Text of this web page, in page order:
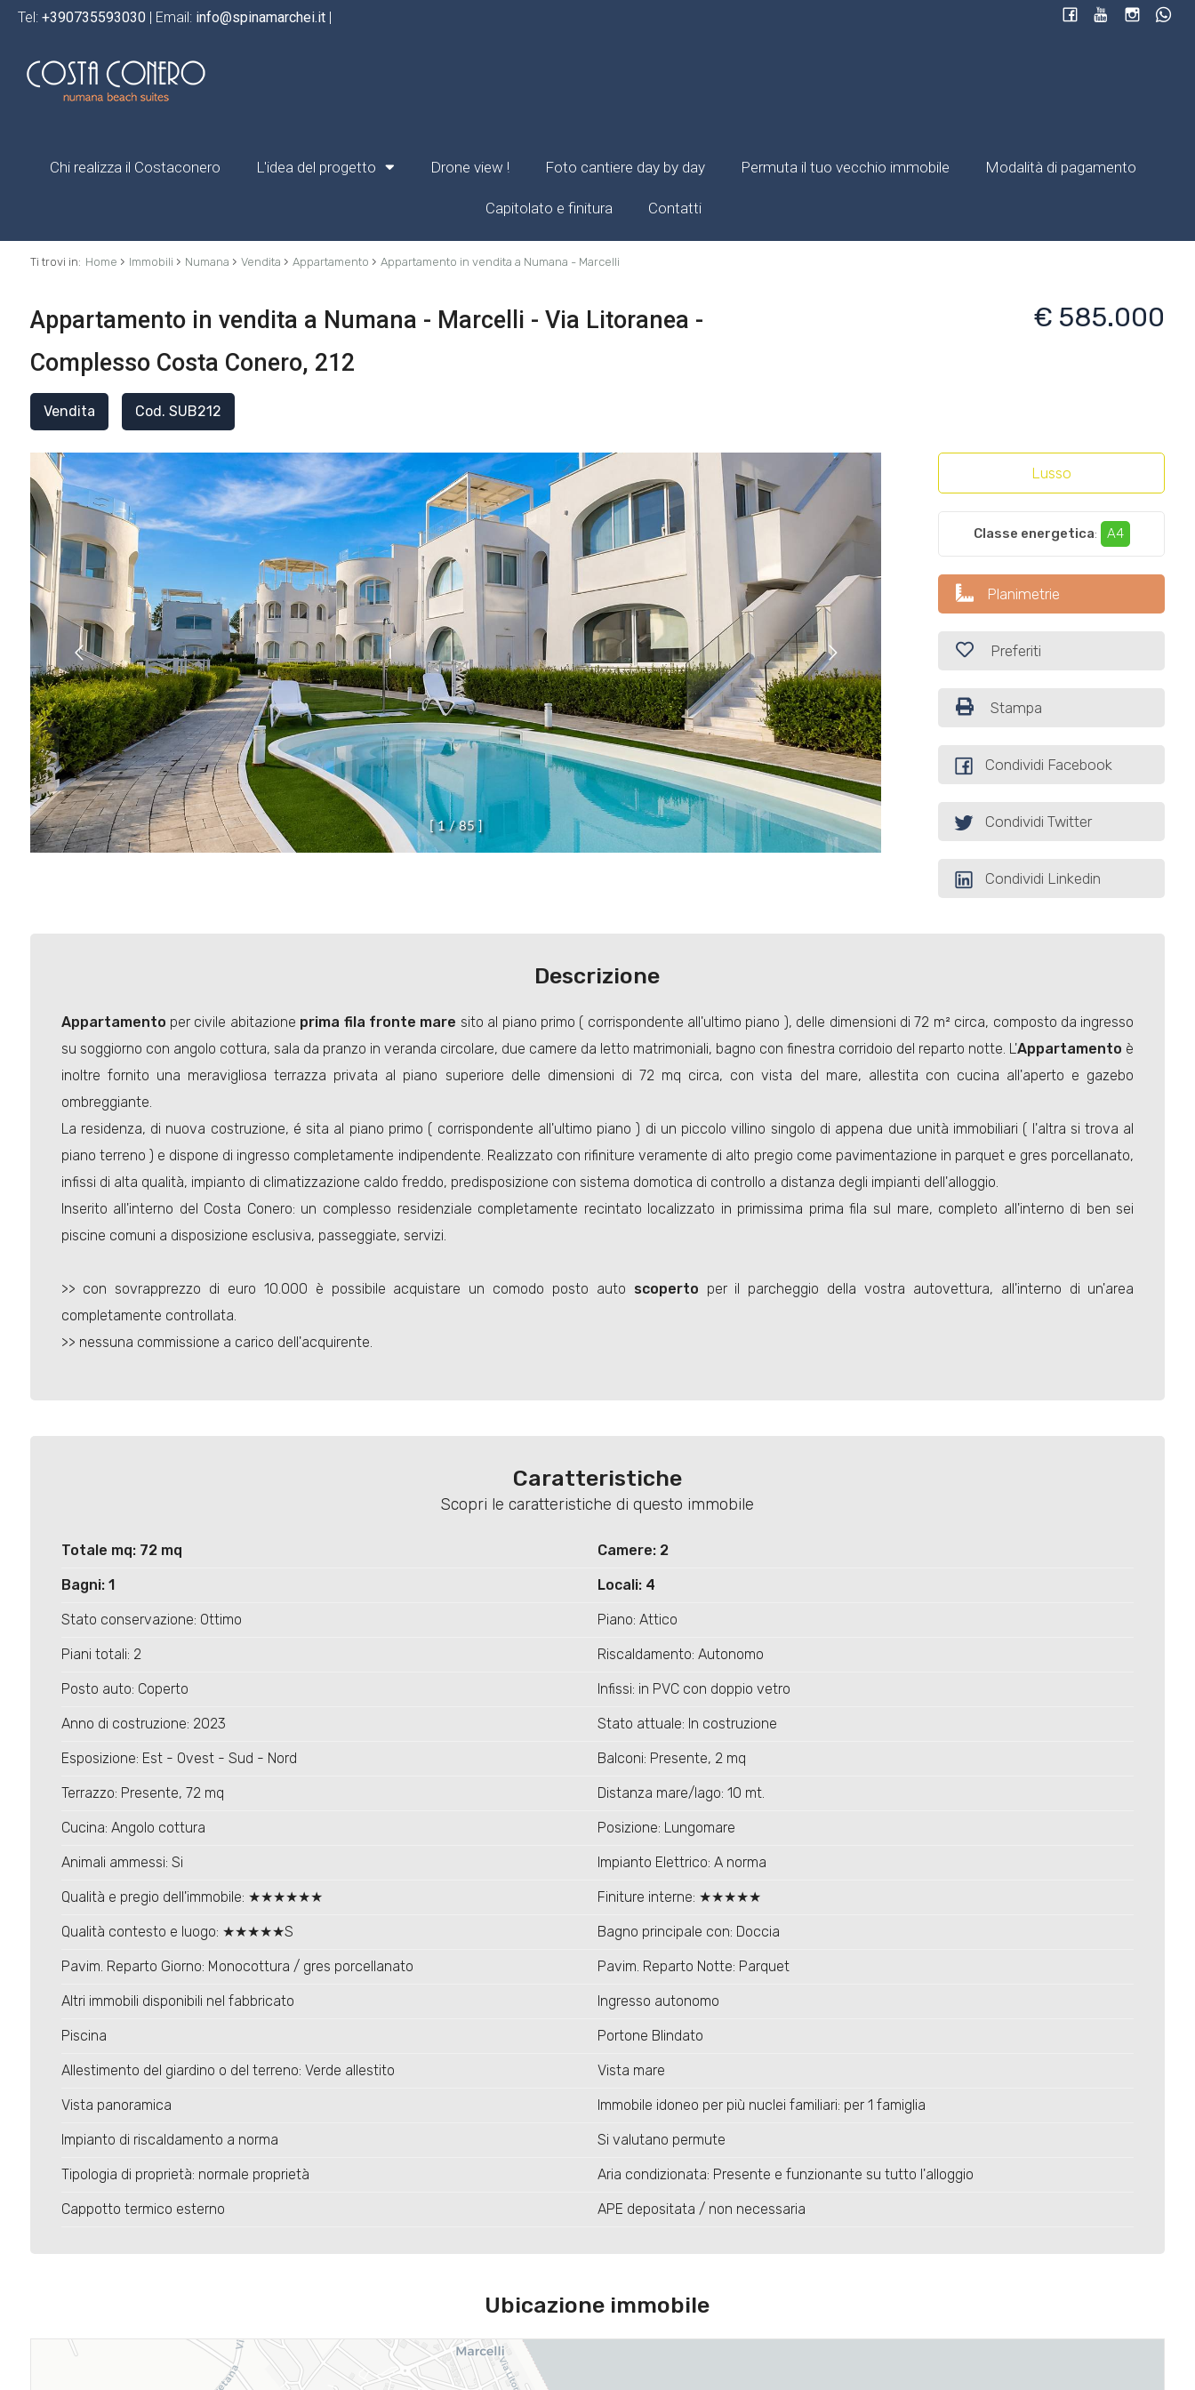
Chi realizza il Costaconero L'idea del progetto Drone view ! Foto cantiere day by day Permuta il tuo vecchio immobile Modalità di pagamento
Capitolato e finitura Contatti
Tel: +390735593030 | Email: info@spinamarchei.it |
Ti trovi in: Home › Immobili › Numana › Vendita › Appartamento › Appartamento in vendita a Numana - Marcelli
Appartamento in vendita a Numana - Marcelli - Via Litoranea -
Complesso Costa Conero, 212
Vendita Cod. SUB212
€ 585.000
1 / 85
/ 2 ]
Lusso
Classe energetica: A4
Planimetrie
Preferiti
Stampa
Condividi Facebook
Condividi Twitter
Condividi Linkedin
Descrizione
Appartamento per civile abitazione prima fila fronte mare sito al piano primo ( corrispondente all'ultimo piano ), delle dimensioni di 72 m² circa, composto da ingresso
su soggiorno con angolo cottura, sala da pranzo in veranda circolare, due camere da letto matrimoniali, bagno con finestra corridoio del reparto notte. L'Appartamento è
inoltre fornito una meravigliosa terrazza privata al piano superiore delle dimensioni di 72 mq circa, con vista del mare, allestita con cucina all'aperto e gazebo
ombreggiante.
La residenza, di nuova costruzione, é sita al piano primo ( corrispondente all'ultimo piano ) di un piccolo villino singolo di appena due unità immobiliari ( l'altra si trova al
piano terreno ) e dispone di ingresso completamente indipendente. Realizzato con rifiniture veramente di alto pregio come pavimentazione in parquet e gres porcellanato,
infissi di alta qualità, impianto di climatizzazione caldo freddo, predisposizione con sistema domotica di controllo a distanza degli impianti dell'alloggio.
Inserito all'interno del Costa Conero: un complesso residenziale completamente recintato localizzato in primissima prima fila sul mare, completo all'interno di ben sei
piscine comuni a disposizione esclusiva, passeggiate, servizi.
>> con sovrapprezzo di euro 10.000 è possibile acquistare un comodo posto auto scoperto per il parcheggio della vostra autovettura, all'interno di un'area
completamente controllata.
>> nessuna commissione a carico dell'acquirente.
Caratteristiche
Scopri le caratteristiche di questo immobile
Totale mq: 72 mq Camere: 2
Bagni: 1 Locali: 4
Stato conservazione: Ottimo Piano: Attico
Piani totali: 2 Riscaldamento: Autonomo
Posto auto: Coperto Infissi: in PVC con doppio vetro
Anno di costruzione: 2023 Stato attuale: In costruzione
Esposizione: Est - Ovest - Sud - Nord Balconi: Presente, 2 mq
Terrazzo: Presente, 72 mq Distanza mare/lago: 10 mt.
Cucina: Angolo cottura Posizione: Lungomare
Animali ammessi: Si Impianto Elettrico: A norma
Qualità e pregio dell'immobile: ★★★★★★ Finiture interne: ★★★★★
Qualità contesto e luogo: ★★★★★S Bagno principale con: Doccia
Pavim. Reparto Giorno: Monocottura / gres porcellanato Pavim. Reparto Notte: Parquet
Altri immobili disponibili nel fabbricato Ingresso autonomo
Piscina Portone Blindato
Allestimento del giardino o del terreno: Verde allestito Vista mare
Vista panoramica Immobile idoneo per più nuclei familiari: per 1 famiglia
Impianto di riscaldamento a norma Si valutano permute
Tipologia di proprietà: normale proprietà Aria condizionata: Presente e funzionante su tutto l'alloggio
Cappotto termico esterno APE depositata / non necessaria
Ubicazione immobile